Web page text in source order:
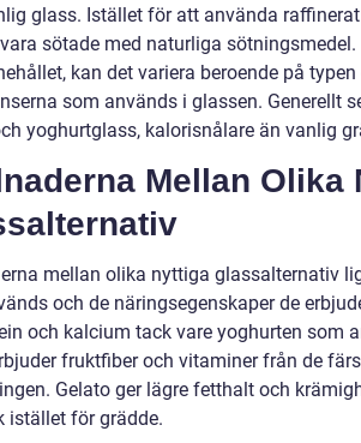
glass. Istället för att använda
sötade med naturliga sötningsmedel.
kan det variera beroende på
som används i glassen. Generellt
yoghurtglass, kalorisnålare än vanlig
Mellan Olika
mellan olika nyttiga glassalternativ
och de näringsegenskaper de
och kalcium tack vare yoghurten som
fruktfiber och vitaminer från de
Gelato ger lägre fetthalt och
istället för grädde.